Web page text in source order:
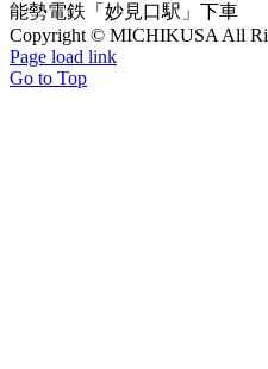
能勢電鉄「妙見口駅」下車
Copyright © MICHIKUSA All
Page load link
Go to Top